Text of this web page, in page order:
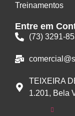
Treinamentos
Entre em
(73) 3291-
TEIXEIRA
1.201, Bela